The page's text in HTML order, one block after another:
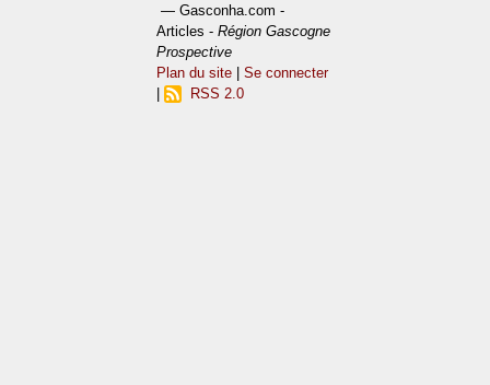
— Gasconha.com -
Articles -Région Gascogne
Prospective
Plan du site |Se connecter
RSS 2.0